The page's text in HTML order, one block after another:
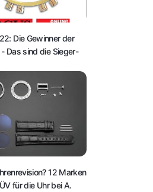
Die Gewinner der
- Das sind die Sieger-
12 Marken
für die Uhr bei A.